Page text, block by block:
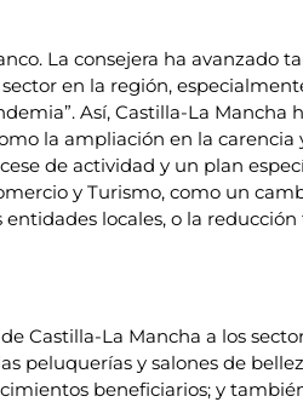
La consejera ha avanzado
en la región,
Así, Castilla-La Mancha
la ampliación en la carencia
de actividad y un plan
y Turismo, como un
locales, o la
Castilla-La Mancha a los
peluquerías y salones de
beneficiarios; y